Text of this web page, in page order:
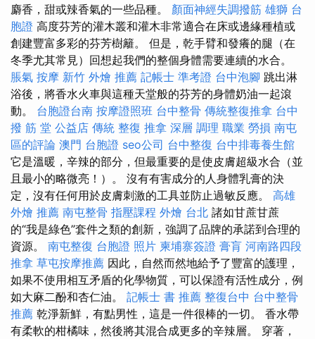
麝香，甜或辣香氣的一些品種。 顏面神經失調撥筋 雄獅 台
胞證 高度芬芳的灌木叢和灌木非常適合在床或邊緣種植或
創建豐富多彩的芬芳樹籬。 但是，乾手臂和發癢的腿（在
冬季尤其常見）回想起我們的整個身體需要連續的水合。
脹氣 按摩 新竹 外燴 推薦 記帳士 準考證 台中泡腳 跳出淋
浴後，將香水火車與這種天堂般的芬芳的身體奶油一起滾
動。 台胞證台南 按摩證照班 台中整骨 傳統整復推拿 台中
撥 筋 堂 公益店 傳統 整復 推拿 深層 調理 職業 勞損 南屯
區的評論 澳門 台胞證 seo公司 台中整復 台中排毒養生館
它是溫暖，辛辣的部分，但最重要的是使皮膚超級水合（並
且最小的略微亮！）。 沒有有害成分的人身體乳膏的決
定，沒有任何用於皮膚刺激的工具並防止過敏反應。 高雄
外燴 推薦 南屯整骨 指壓課程 外燴 台北 諸如甘蔗甘蔗
的“我是綠色”套件之類的創新，強調了品牌的承諾到合理的
資源。 南屯整復 台胞證 照片 柬埔寨簽證 膏肓 河南路四段
推拿 草屯按摩推薦 因此，自然而然地給予了豐富的護理，
如果不使用相互矛盾的化學物質，可以保證有活性成分，例
如大麻二酚和杏仁油。 記帳士 書 推薦 整復台中 台中整骨
推薦 乾淨新鮮，有點男性，這是一件很棒的一切。 香水帶
有柔軟的柑橘味，然後將其混合成更多的辛辣層。 穿著，